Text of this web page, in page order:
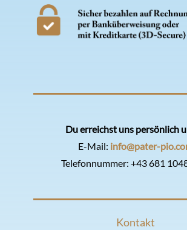
Du erreichst uns persönlich
E-Mail: info@pater-
Telefonnummer: +43 681
Kontakt